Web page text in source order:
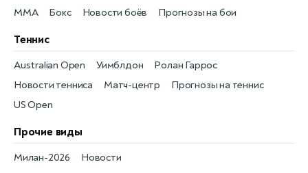
Новости боёв
MMA Прогнозы на бои
Бокс
Теннис
Новости тенниса
Australian Open
Матч-центр
Уимблдон
Прогнозы на теннис
Ролан Гаррос
US Open
Прочие виды
Новости
Милан-2026